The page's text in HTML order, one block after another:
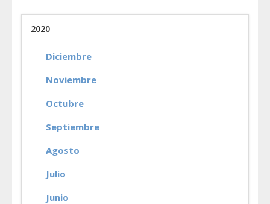
2020
Diciembre
Noviembre
Octubre
Septiembre
Agosto
Julio
Junio